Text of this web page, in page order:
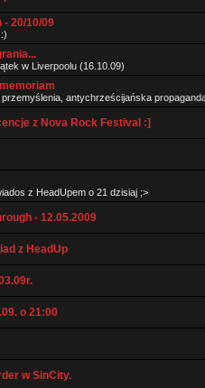
- 20/10/09
w Liverpoolu (16.10.09)
przemyślenia, antychrześcijańska
z Nova Rock Festival :]
z HeadUpem o 21 dzisiaj ;>
- 12.05.2009
z HeadUp
o 21:00
w SinCity.